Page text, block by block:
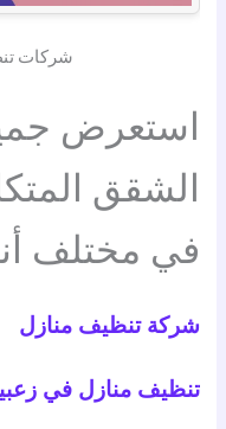
شركات
استعرض
الشقق
في مختلف
شركة تنظيف منازل
تنظيف منازل في